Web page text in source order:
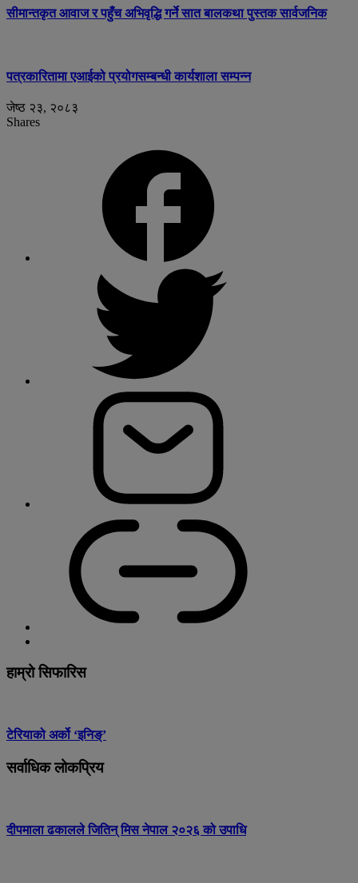
सीमान्तकृत आवाज र पहुँच अभिवृद्धि गर्ने सात बालकथा पुस्तक सार्वजनिक
पत्रकारितामा एआईको प्रयोगसम्बन्धी कार्यशाला सम्पन्न
जेष्ठ २३, २०८३
Shares
हाम्रो सिफारिस
टेरियाको अर्को ‘इनिङ्’
सर्वाधिक लोकप्रिय
दीपमाला ढकालले जितिन् मिस नेपाल २०२६ को उपाधि